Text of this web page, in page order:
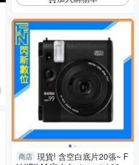
商店 現貨! 含空白底片20張~ F